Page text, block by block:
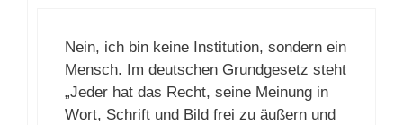
Nein, ich bin keine Institution, sondern ein
Mensch. Im deutschen Grundgesetz steht
„Jeder hat das Recht, seine Meinung in
Wort, Schrift und Bild frei zu äußern und